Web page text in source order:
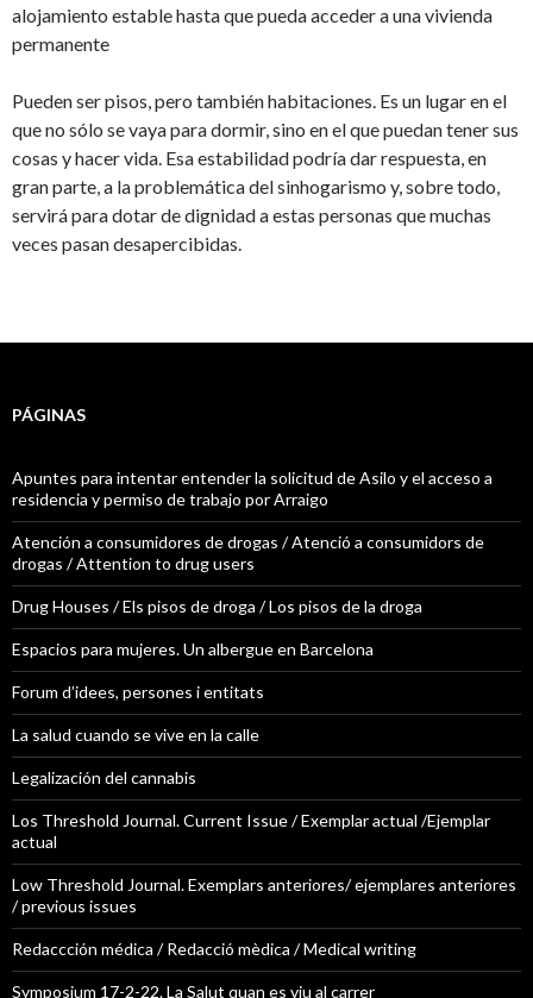
alojamiento estable hasta que pueda acceder a una vivienda
permanente
Pueden ser pisos, pero también habitaciones. Es un lugar en el
que no sólo se vaya para dormir, sino en el que puedan tener sus
cosas y hacer vida. Esa estabilidad podría dar respuesta, en
gran parte, a la problemática del sinhogarismo y, sobre todo,
servirá para dotar de dignidad a estas personas que muchas
veces pasan desapercibidas.
PÁGINAS
Apuntes para intentar entender la solicitud de Asilo y el acceso a
residencia y permiso de trabajo por Arraigo
Atención a consumidores de drogas / Atenció a consumidors de
drogas / Attention to drug users
Drug Houses / Els pisos de droga / Los pisos de la droga
Espacios para mujeres. Un albergue en Barcelona
Forum d’idees, persones i entitats
La salud cuando se vive en la calle
Legalización del cannabis
Los Threshold Journal. Current Issue / Exemplar actual /Ejemplar
actual
Low Threshold Journal. Exemplars anteriores/ ejemplares anteriores
/ previous issues
Redaccción médica / Redacció mèdica / Medical writing
Symposium 17-2-22. La Salut quan es viu al carrer